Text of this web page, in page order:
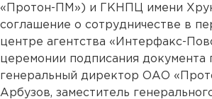
«Протон-ПМ») и ГКНПЦ имени
соглашение о сотрудничестве в
центре агентства «Интерфакс-
церемонии подписания документа
генеральный директор ОАО
Арбузов, заместитель